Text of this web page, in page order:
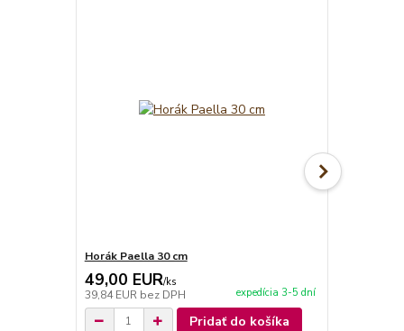
Horák Paella 30 cm
49,00 EUR/ks
39,84 EUR bez DPH expedícia 3-5 dní
Pridať do košíka